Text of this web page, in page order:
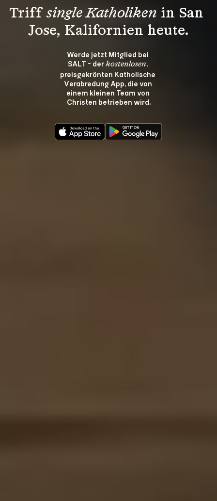
Triff single Katholiken in San
Jose, Kalifornien heute.
Werde jetzt Mitglied bei
SALT - der kostenlosen,
preisgekrönten Katholische
Verabredung App, die von
einem kleinen Team von
Christen betrieben wird.